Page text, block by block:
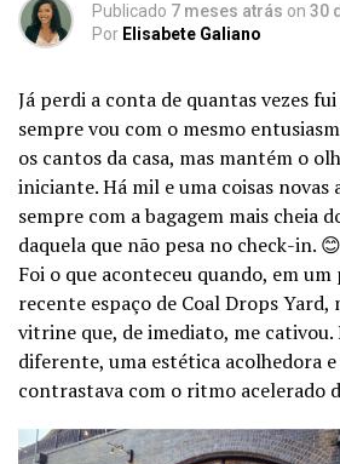
Publicado 7 meses atrás on 30
Por Elisabete Galiano
Já perdi a conta de quantas vezes
sempre vou com o mesmo
os cantos da casa, mas mantém o
iniciante. Há mil e uma coisas
sempre com a bagagem mais cheia
daquela que não pesa no check-in. 😊
Foi o que aconteceu quando, em um
recente espaço de Coal Drops Yard,
vitrine que, de imediato, me cativou.
diferente, uma estética acolhedora
contrastava com o ritmo acelerado